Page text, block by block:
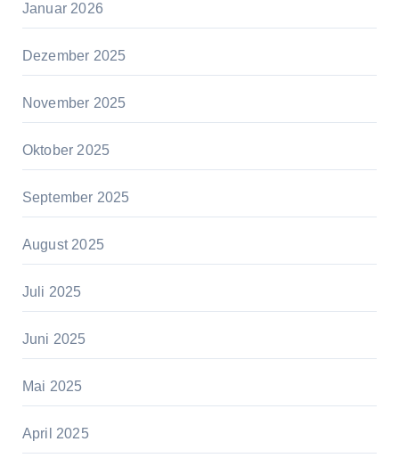
Januar 2026
Dezember 2025
November 2025
Oktober 2025
September 2025
August 2025
Juli 2025
Juni 2025
Mai 2025
April 2025